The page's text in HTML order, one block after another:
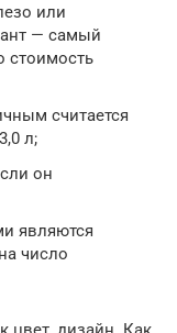
или
— самый
стоимость
считается
л;
он
являются
число